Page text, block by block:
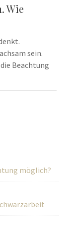
Wie
sein.
Beachtung
möglich?